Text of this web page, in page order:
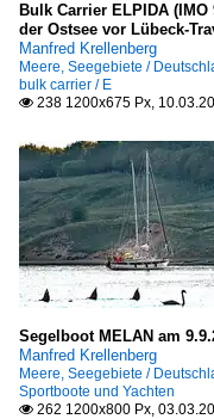
Bulk Carrier ELPIDA (IMO
der Ostsee vor Lübeck-
Manfred Krellenberg
Meere, Seegebiete /
bulk carrier / E
 238 1200x675 Px,
Segelboot MELAN am
Manfred Krellenberg
Meere, Seegebiete /
Sportboote und Yachten
 262 1200x800 Px,